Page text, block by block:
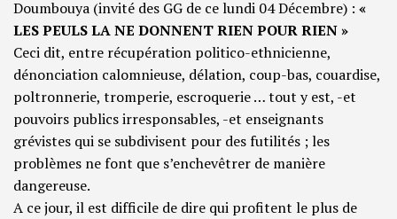
Doumbouya (invité des GG de ce lundi 04 Décembre) : «
LES PEULS LA NE DONNENT RIEN POUR RIEN »
Ceci dit, entre récupération politico-ethnicienne,
dénonciation calomnieuse, délation, coup-bas, couardise,
poltronnerie, tromperie, escroquerie … tout y est, -et
pouvoirs publics irresponsables, -et enseignants
grévistes qui se subdivisent pour des futilités ; les
problèmes ne font que s’enchevêtrer de manière
dangereuse.
A ce jour, il est difficile de dire qui profitent le plus de